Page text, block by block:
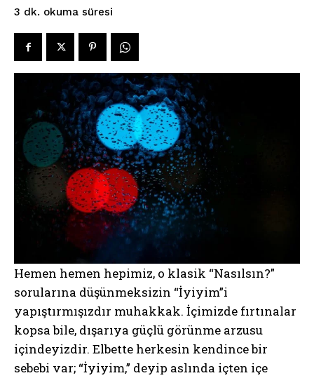
3 dk. okuma süresi
Hemen hemen hepimiz, o klasik “Nasılsın?”
sorularına düşünmeksizin “İyiyim”i
yapıştırmışızdır muhakkak. İçimizde fırtınalar
kopsa bile, dışarıya güçlü görünme arzusu
içindeyizdir. Elbette herkesin kendince bir
sebebi var; “İyiyim,” deyip aslında içten içe